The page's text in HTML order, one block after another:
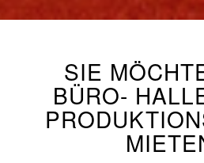
SIE
BÜRO-